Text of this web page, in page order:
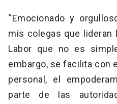
“Emocionado y
mis colegas que lideran
Labor que no es
embargo, se facilita con
personal, el
parte de las